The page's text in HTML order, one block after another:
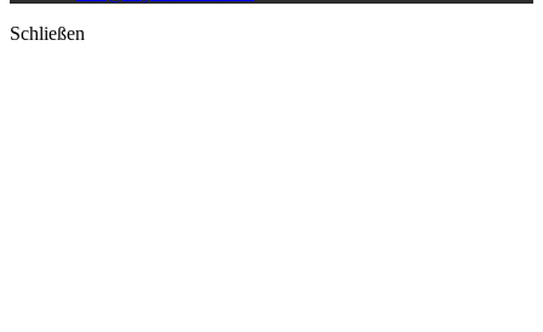
Schließen